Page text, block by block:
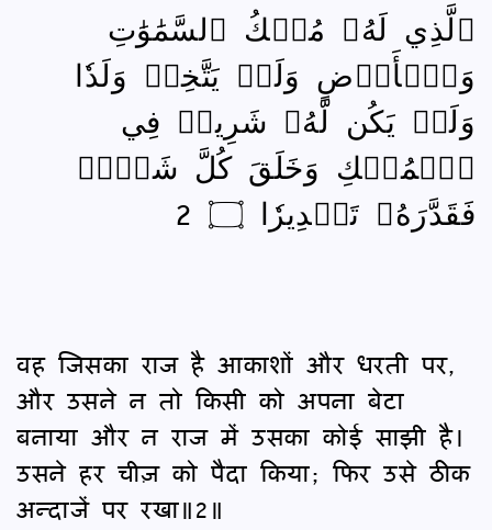
ٱلَّذِي لَهُۥ مُلۡكُ ٱلسَّمَٰوَٰتِ
وَٱلۡأَرۡضِ وَلَمۡ يَتَّخِذۡ وَلَدٗا
وَلَمۡ يَكُن لَّهُۥ شَرِيكٞ فِي
ٱلۡمُلۡكِ وَخَلَقَ كُلَّ شَيۡءٖ
فَقَدَّرَهُۥ تَقۡدِيرٗا ۝ 2
वह जिसका राज है आकाशों और धरती पर,
और उसने न तो किसी को अपना बेटा
बनाया और न राज में उसका कोई साझी है।
उसने हर चीज़ को पैदा किया; फिर उसे ठीक
अन्दाजें पर रखा॥2॥